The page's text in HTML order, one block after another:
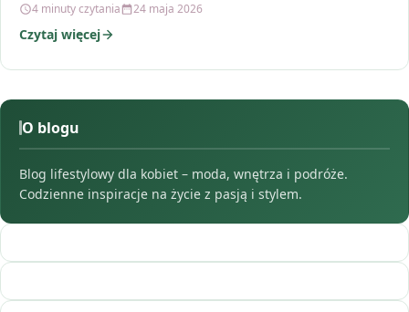
4 minuty czytania 24 maja 2026
Czytaj więcej
O blogu
Blog lifestylowy dla kobiet – moda, wnętrza i podróże.
Codzienne inspiracje na życie z pasją i stylem.